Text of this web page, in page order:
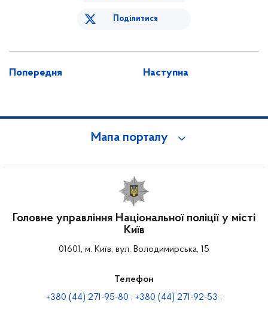
Поділитися
Попередня Наступна
Мапа порталу
Головне управління Національної поліції у місті
Київ
01601, м. Київ, вул. Володимирська, 15
Телефон
+380 (44) 271-95-80 ; +380 (44) 271-92-53 ;